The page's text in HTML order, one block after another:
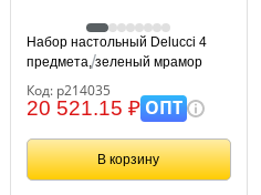
Набор настольный Delucci 4
предмета, зеленый мрамор
Код: р214035
20 521.15 ₽ОПТ
В корзину